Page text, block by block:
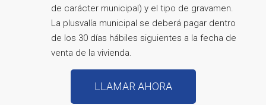
de carácter municipal) y el tipo de gravamen.
La plusvalía municipal se deberá pagar dentro
de los 30 días hábiles siguientes a la fecha de
venta de la vivienda.
LLAMAR AHORA